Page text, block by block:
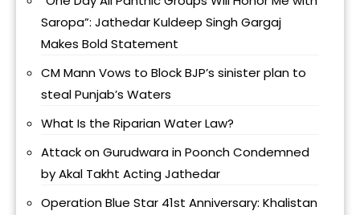
Saropa”: Jathedar Kuldeep Singh Gargaj
Makes Bold Statement
CM Mann Vows to Block BJP’s sinister plan to
steal Punjab’s Waters
What Is the Riparian Water Law?
Attack on Gurudwara in Poonch Condemned
by Akal Takht Acting Jathedar
Operation Blue Star 41st Anniversary: Khalistan